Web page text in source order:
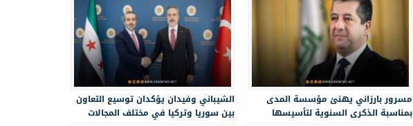
الشيباني وفيدان يؤكدان توسيع التعاون
بين سوريا وتركيا في مختلف المجالات
مسرور بارزاني يهنئ مؤسسة المدى
بمناسبة الذكرى السنوية لتأسيسها